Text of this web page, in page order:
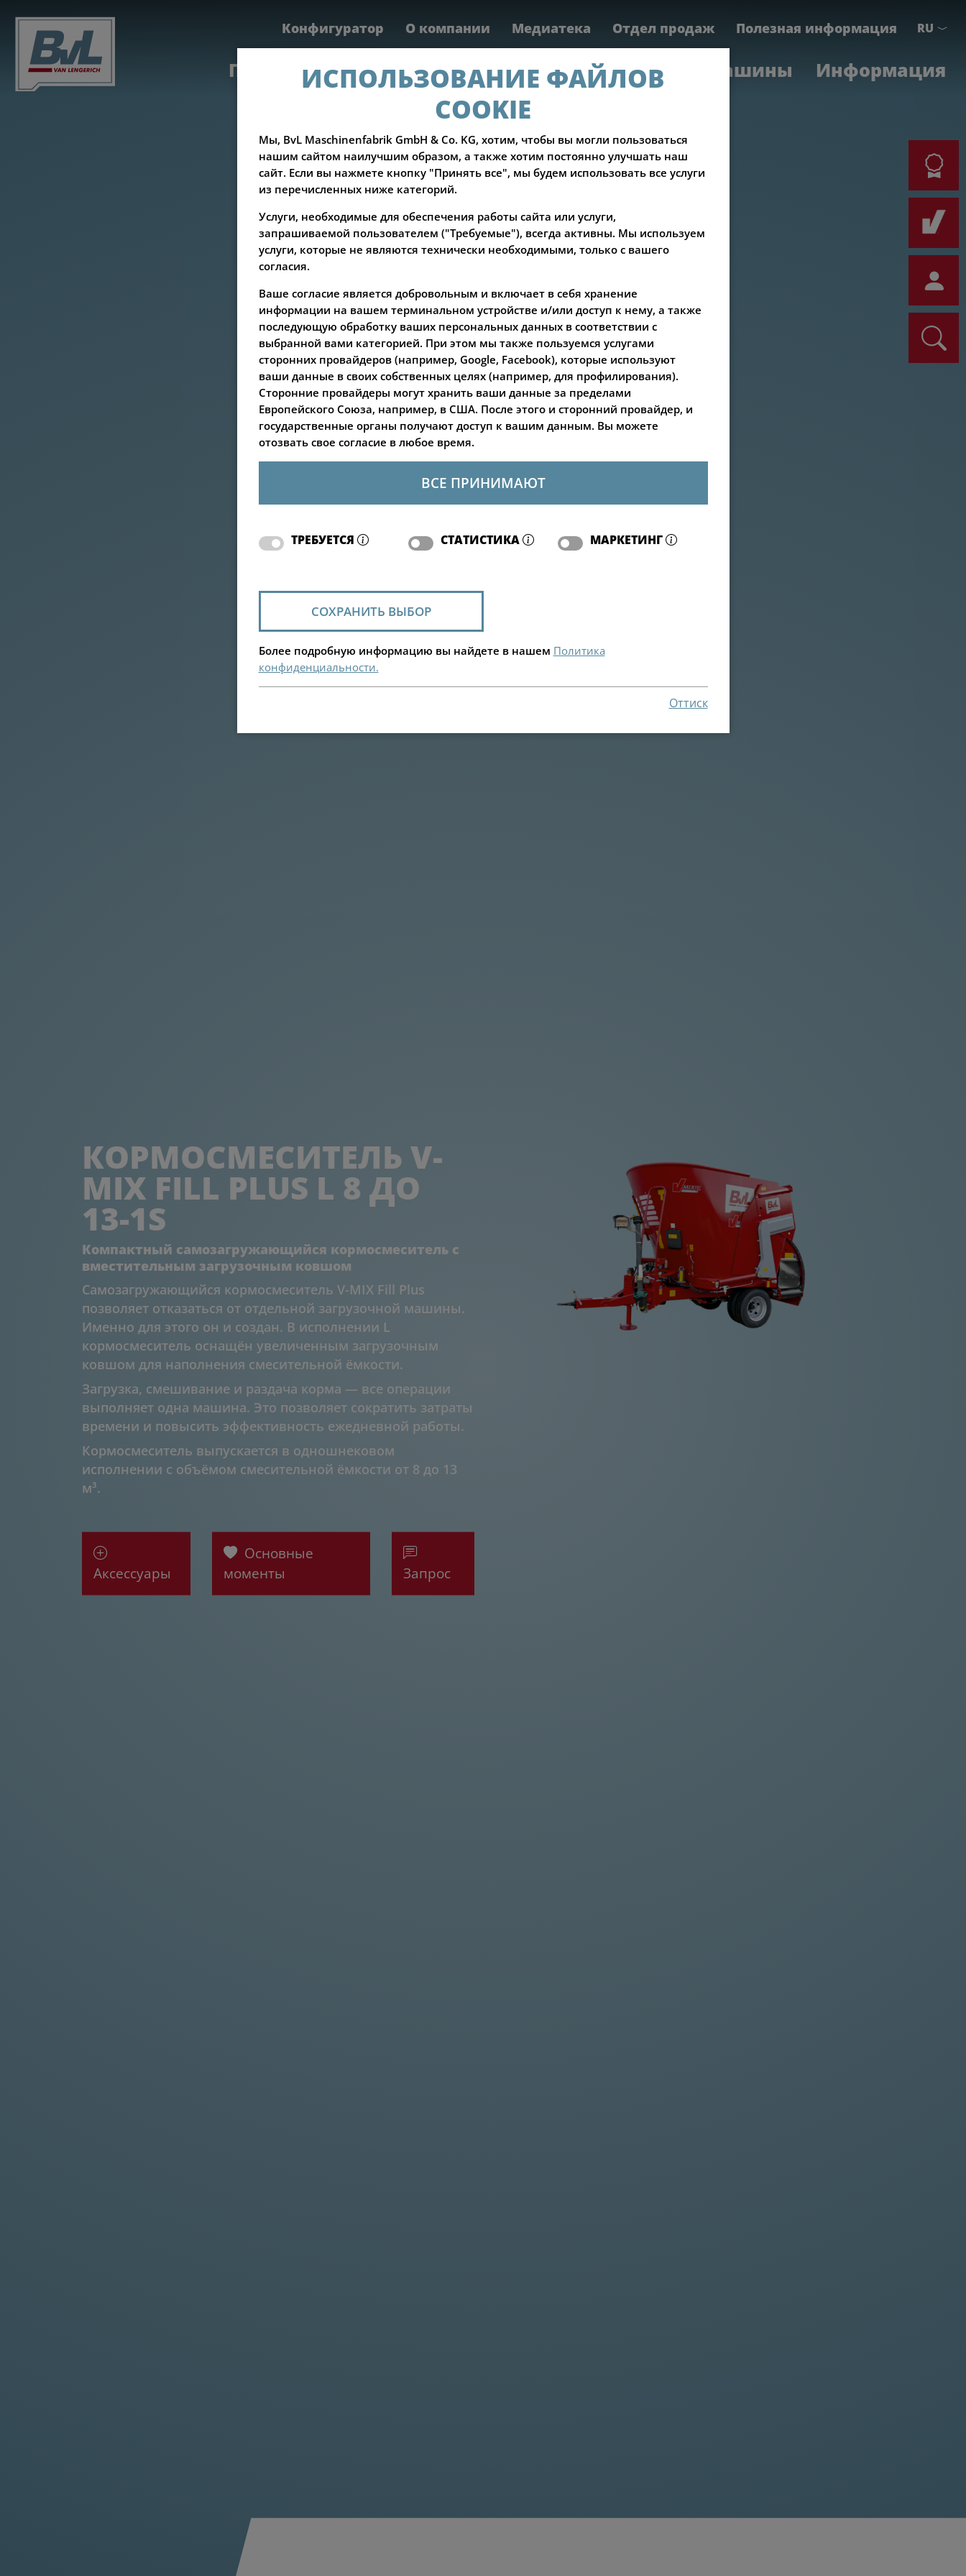
Конфигуратор О компании Медиатека Отдел продаж Полезная информация RU
Продукция сервис Запчасти Подержанные машины Информация
КОРМОСМЕСИТЕЛЬ V-
MIX FILL PLUS L 8 ДО
13-1S
Компактный самозагружающийся кормосмеситель с
вместительным загрузочным ковшом
Самозагружающийся кормосмеситель V-MIX Fill Plus
позволяет отказаться от отдельной загрузочной машины.
Именно для этого он и создан. В исполнении L
кормосмеситель оснащён увеличенным загрузочным
ковшом для наполнения смесительной ёмкости.
Загрузка, смешивание и раздача корма — все операции
выполняет одна машина. Это позволяет сократить затраты
времени и повысить эффективность ежедневной работы.
Кормосмеситель выпускается в одношнековом
исполнении с объёмом смесительной ёмкости от 8 до 13
м³.
Аксессуары
Основные
моменты
Запрос
ИСПОЛЬЗОВАНИЕ ФАЙЛОВ
COOKIE
Мы, BvL Maschinenfabrik GmbH & Co. KG, хотим, чтобы вы могли пользоваться
нашим сайтом наилучшим образом, а также хотим постоянно улучшать наш
сайт. Если вы нажмете кнопку "Принять все", мы будем использовать все услуги
из перечисленных ниже категорий.
Услуги, необходимые для обеспечения работы сайта или услуги,
запрашиваемой пользователем ("Требуемые"), всегда активны. Мы используем
услуги, которые не являются технически необходимыми, только с вашего
согласия.
Ваше согласие является добровольным и включает в себя хранение
информации на вашем терминальном устройстве и/или доступ к нему, а также
последующую обработку ваших персональных данных в соответствии с
выбранной вами категорией. При этом мы также пользуемся услугами
сторонних провайдеров (например, Google, Facebook), которые используют
ваши данные в своих собственных целях (например, для профилирования).
Сторонние провайдеры могут хранить ваши данные за пределами
Европейского Союза, например, в США. После этого и сторонний провайдер, и
государственные органы получают доступ к вашим данным. Вы можете
отозвать свое согласие в любое время.
ВСЕ ПРИНИМАЮТ
ТРЕБУЕТСЯ СТАТИСТИКА МАРКЕТИНГ
СОХРАНИТЬ ВЫБОР
Более подробную информацию вы найдете в нашем Политика
конфиденциальности.
Оттиск